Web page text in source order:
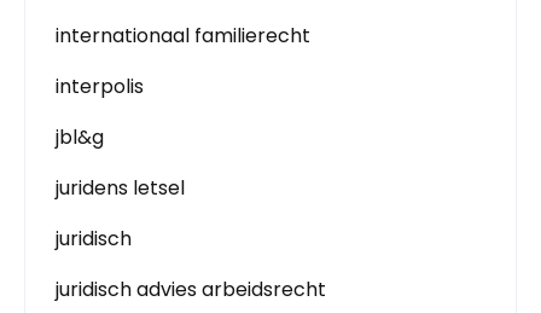
internationaal familierecht
interpolis
jbl&g
juridens letsel
juridisch
juridisch advies arbeidsrecht